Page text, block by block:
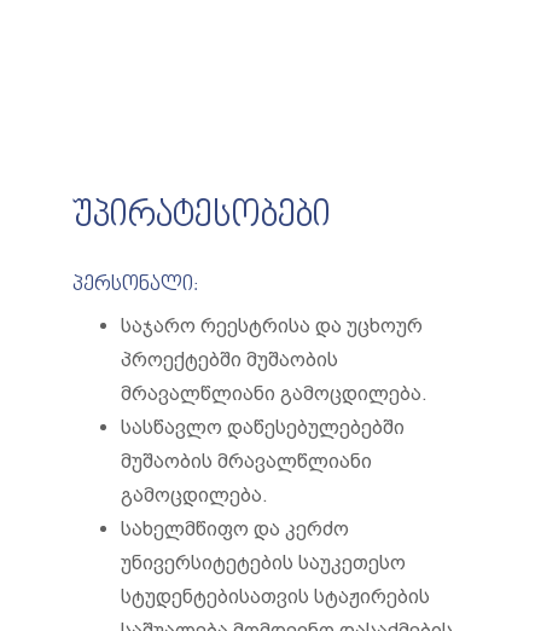
უპირატესობები
პერსონალი:
საჯარო რეესტრისა და უცხოურ
პროექტებში მუშაობის
მრავალწლიანი გამოცდილება.
სასწავლო დაწესებულებებში
მუშაობის მრავალწლიანი
გამოცდილება.
სახელმწიფო და კერძო
უნივერსიტეტების საუკეთესო
სტუდენტებისათვის სტაჟირების